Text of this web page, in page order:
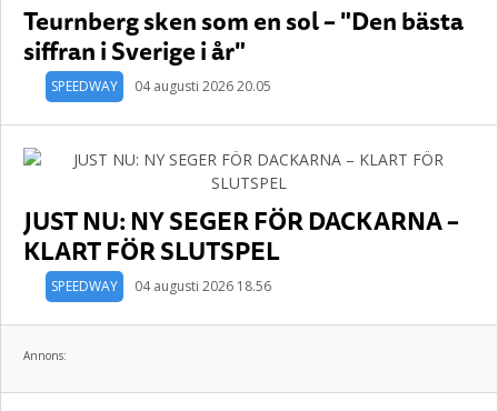
Teurnberg sken som en sol – "Den bästa
siffran i Sverige i år"
SPEEDWAY 04 augusti 2026 20.05
JUST NU: NY SEGER FÖR DACKARNA –
KLART FÖR SLUTSPEL
SPEEDWAY 04 augusti 2026 18.56
Annons: